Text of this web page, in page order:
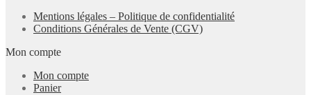
Mentions légales – Politique de confidentialité
Conditions Générales de Vente (CGV)
Mon compte
Mon compte
Panier